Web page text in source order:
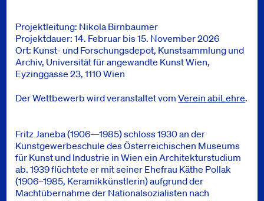
Projektleitung: Nikola Birnbaumer
Projektdauer: 14. Februar bis 15. November 2026
Ort: Kunst- und Forschungsdepot, Kunstsammlung und
Archiv, Universität für angewandte Kunst Wien,
Eyzinggasse 23, 1110 Wien
Der Wettbewerb wird veranstaltet vomVerein abiLehre.
Fritz Janeba (1906—1985) schloss 1930 an der
Kunstgewerbeschule des Österreichischen Museums
für Kunst und Industrie in Wien ein Architekturstudium
ab. 1939 flüchtete er mit seiner Ehefrau Käthe Pollak
(1906–1985, Keramikkünstlerin) aufgrund der
Machtübernahme der Nationalsozialisten nach